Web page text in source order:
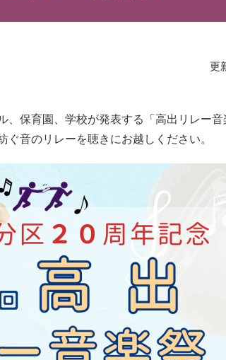
更
保育園、学校が発表する「高出リレー音
音のリレーを聴きにお越しください。